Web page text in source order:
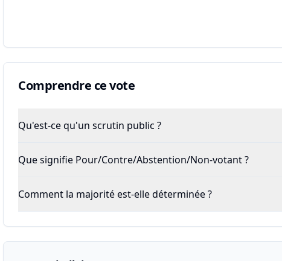
Comprendre ce vote
Qu'est-ce qu'un scrutin public ?
Que signifie Pour/Contre/Abstention/Non-votant ?
Comment la majorité est-elle déterminée ?